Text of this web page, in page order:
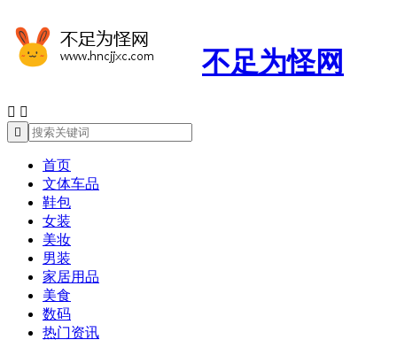
不足为怪网
 

首页
文体车品
鞋包
女装
美妆
男装
家居用品
美食
数码
热门资讯